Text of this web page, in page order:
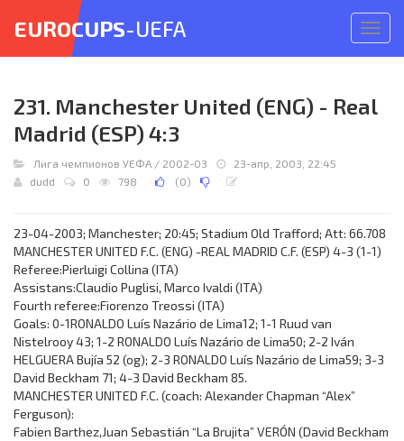
меню
EUROCUPS-UEFA
231. Manchester United (ENG) - Real
Madrid (ESP) 4:3
Лига чемпионов УЕФА / 2002-03
23-апр, 2003, 22:45
dudd
0 798 (0)
23-04-2003; Manchester; 20:45; Stadium Old Trafford; Att: 66.708
MANCHESTER UNITED F.C. (ENG) -REAL MADRID C.F. (ESP) 4-3 (1-1)
Referee:Pierluigi Collina (ITA)
Assistans:Claudio Puglisi, Marco Ivaldi (ITA)
Fourth referee:Fiorenzo Treossi (ITA)
Goals: 0-1RONALDO Luís Nazário de Lima12; 1-1 Ruud van
Nistelrooy 43; 1-2 RONALDO Luís Nazário de Lima50; 2-2 Iván
HELGUERA Bujía 52 (og); 2-3 RONALDO Luís Nazário de Lima59; 3-3
David Beckham 71; 4-3 David Beckham 85.
MANCHESTER UNITED F.C. (coach: Alexander Chapman “Alex”
Ferguson):
Fabien Barthez,Juan Sebastián “La Brujita” VERÓN (David Beckham